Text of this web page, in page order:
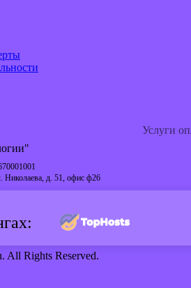
Услуги
Николаева, д. 51, офис ф26
All Rights Reserved.